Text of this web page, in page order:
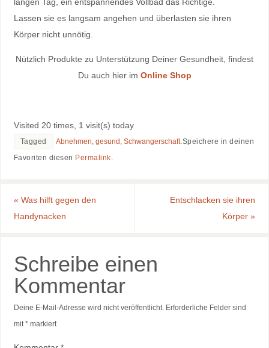
Lassen sie es langsam angehen und überlasten sie ihren
Körper nicht unnötig.
Nützlich Produkte zu Unterstützung Deiner Gesundheit, findest
Du auch hier im Online Shop
Visited 20 times, 1 visit(s) today
Tagged Abnehmen, gesund , Schwangerschaft.Speichere in deinen
Favoriten diesen Permalink.
« Was hilft gegen den
Handynacken
Entschlacken sie ihren
Körper»
Schreibe einen
Kommentar
Deine E-Mail-Adresse wird nicht veröffentlicht. Erforderliche Felder sind
mit*markiert